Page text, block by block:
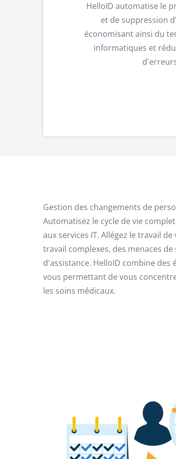
HelloID automatise le
et de suppression
économisant ainsi du
informatiques et
Gestion des changements de
Automatisez le cycle de vie
aux services IT. Allégez le travail
travail complexes, des menaces
d'assistance. HelloID combine des
vous permettant de vous
les soins médicaux.